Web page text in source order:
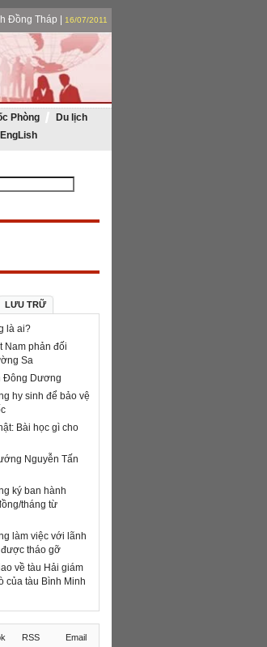
Đồng Tháp | 16/07/2011
vụ trọng tâm |16/07/2011
| 15/07/2011
Sinh Sắc | 16/07/2011
Phòng
Du lịch
EngLish
LƯU TRỮ
là ai?
Nam phản đối
Sa
Đông Dương
hy sinh để bảo vệ
Bài học gì cho
Nguyễn Tấn
ký ban hành
tháng từ
làm việc với lãnh
tháo gỡ
về tàu Hải giám
của tàu Bình Minh
RSS Email